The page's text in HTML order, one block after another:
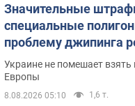
Значительные
специальные
проблему джипинга
границей
Украине не помешает взять
Европы
8.08.2026 05:10 1,6 т.